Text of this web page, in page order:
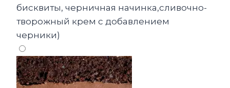
бисквиты, черничная начинка,сливочно-
творожный крем с добавлением
черники)